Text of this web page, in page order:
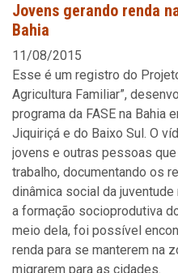
Jovens gerando renda
Bahia
11/08/2015
Esse é um registro do
Agricultura Familiar”,
programa da FASE na Bahia
Jiquiriçá e do Baixo Sul. O
jovens e outras pessoas
trabalho, documentando os
dinâmica social da
a formação socioprodutiva
meio dela, foi possível
renda para se manterem na
migrarem para as cidades.